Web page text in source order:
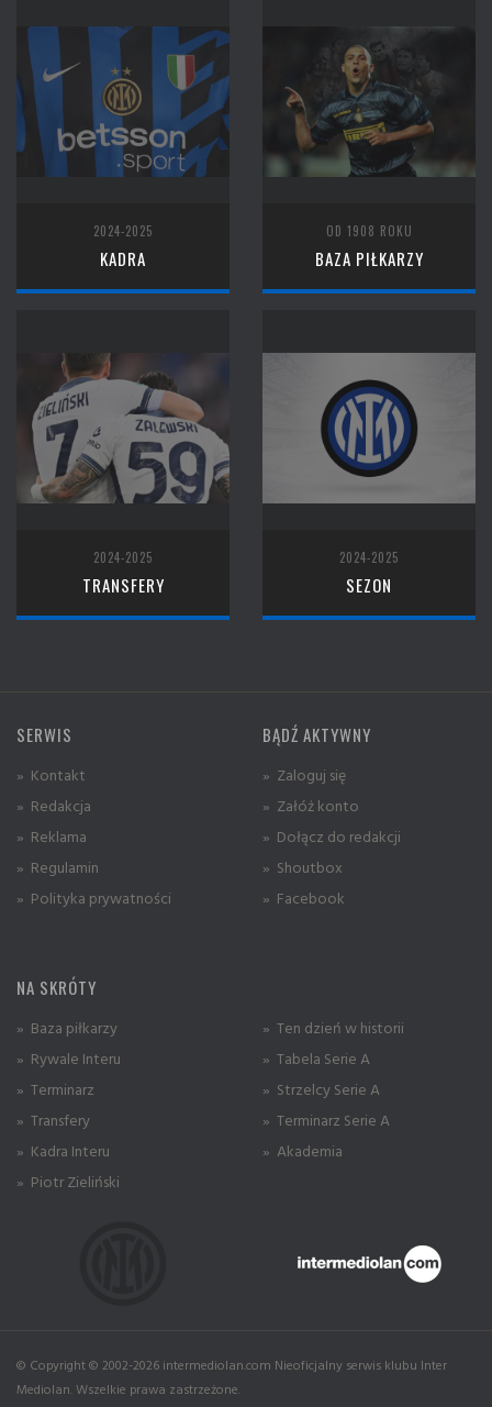
2024-2025
KADRA
OD 1908 ROKU
BAZA PIŁKARZY
2024-2025
TRANSFERY
2024-2025
SEZON
SERWIS
» Kontakt
» Redakcja
» Reklama
» Regulamin
» Polityka prywatności
BĄDŹ AKTYWNY
» Zaloguj się
» Załóż konto
» Dołącz do redakcji
» Shoutbox
» Facebook
NA SKRÓTY
» Baza piłkarzy
» Rywale Interu
» Terminarz
» Transfery
» Kadra Interu
» Piotr Zieliński
» Ten dzień w historii
» Tabela Serie A
» Strzelcy Serie A
» Terminarz Serie A
» Akademia
© Copyright © 2002-2026 intermediolan.com Nieoficjalny serwis klubu Inter
Mediolan. Wszelkie prawa zastrzeżone.